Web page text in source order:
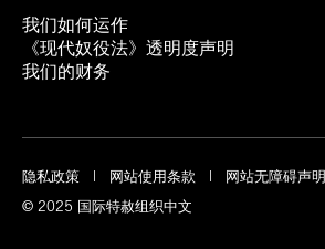
我们如何运作
《现代奴役法》透明度声明
我们的财务
隐私政策 网站使用条款 网站无障碍声明
© 2025 国际特赦组织中文